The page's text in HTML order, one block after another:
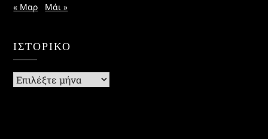
« Μαρ
Μάι »
ΙΣΤΟΡΙΚΌ
Ιστορικό